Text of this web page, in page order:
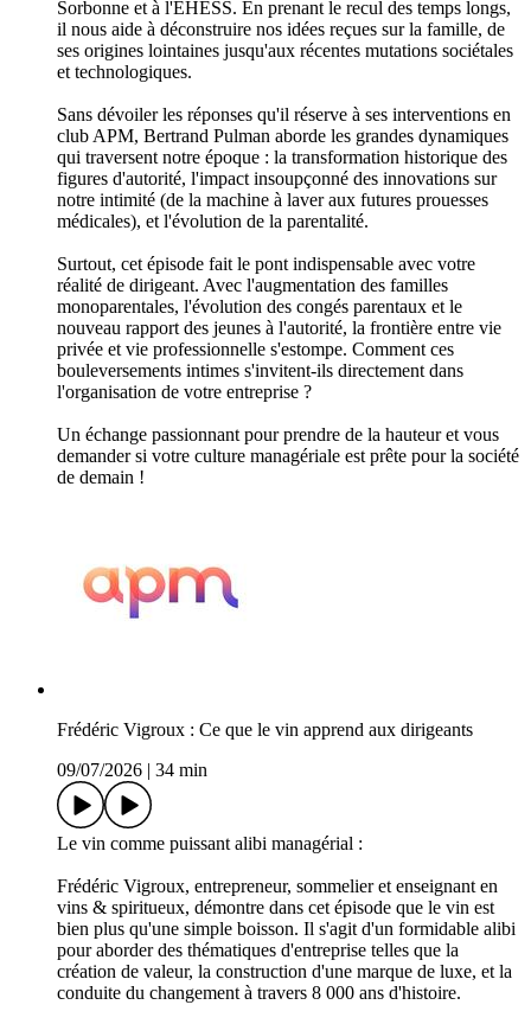
Sorbonne et à l'EHESS. En prenant le recul des temps longs,
il nous aide à déconstruire nos idées reçues sur la famille, de
ses origines lointaines jusqu'aux récentes mutations sociétales
et technologiques.
Sans dévoiler les réponses qu'il réserve à ses interventions en
club APM, Bertrand Pulman aborde les grandes dynamiques
qui traversent notre époque : la transformation historique des
figures d'autorité, l'impact insoupçonné des innovations sur
notre intimité (de la machine à laver aux futures prouesses
médicales), et l'évolution de la parentalité.
Surtout, cet épisode fait le pont indispensable avec votre
réalité de dirigeant. Avec l'augmentation des familles
monoparentales, l'évolution des congés parentaux et le
nouveau rapport des jeunes à l'autorité, la frontière entre vie
privée et vie professionnelle s'estompe. Comment ces
bouleversements intimes s'invitent-ils directement dans
l'organisation de votre entreprise ?
Un échange passionnant pour prendre de la hauteur et vous
demander si votre culture managériale est prête pour la société
de demain !
Frédéric Vigroux : Ce que le vin apprend aux dirigeants
09/07/2026
34 min
Le vin comme puissant alibi managérial :
Frédéric Vigroux, entrepreneur, sommelier et enseignant en
vins & spiritueux, démontre dans cet épisode que le vin est
bien plus qu'une simple boisson. Il s'agit d'un formidable alibi
pour aborder des thématiques d'entreprise telles que la
création de valeur, la construction d'une marque de luxe, et la
conduite du changement à travers 8 000 ans d'histoire.